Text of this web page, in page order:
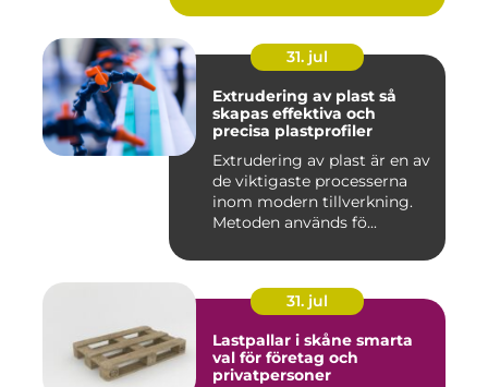
31. jul
Extrudering av plast så
skapas effektiva och
precisa plastprofiler
Extrudering av plast är en av
de viktigaste processerna
inom modern tillverkning.
Metoden används fö...
31. jul
Lastpallar i skåne smarta
val för företag och
privatpersoner